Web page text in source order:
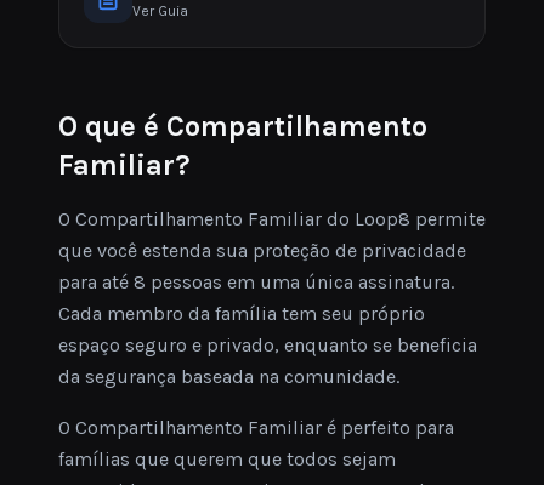
Ver Guia
O que é Compartilhamento
Familiar?
O Compartilhamento Familiar do Loop8 permite
que você estenda sua proteção de privacidade
para até 8 pessoas em uma única assinatura.
Cada membro da família tem seu próprio
espaço seguro e privado, enquanto se beneficia
da segurança baseada na comunidade.
O Compartilhamento Familiar é perfeito para
famílias que querem que todos sejam